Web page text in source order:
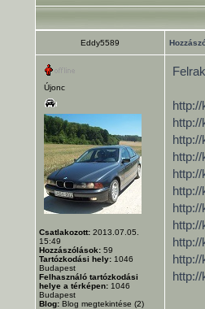
Eddy5589
Újonc
Csatlakozott: 2013.07.05.
15:49
Hozzászólások: 59
Tartózkodási hely: 1046
Budapest
Felhasználó tartózkodási
helye a térképen: 1046
Budapest
Blog: Blog megtekintése (2)